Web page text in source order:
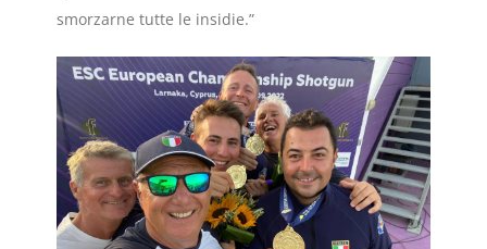
smorzarne tutte le insidie.”